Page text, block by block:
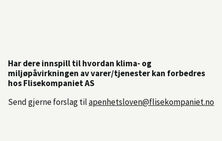
Har dere innspill til hvordan klima- og
miljøpåvirkningen av varer/tjenester kan forbedres
hos Flisekompaniet AS
Send gjerne forslag tilapenhetsloven@flisekompaniet.no